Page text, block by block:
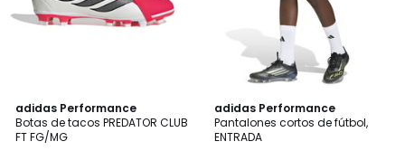
adidas Performance
Botas de tacos PREDATOR CLUB
FT FG/MG
4,9
/ 5
adidas Performance
Pantalones cortos de fútbol,
ENTRADA
4,9
/ 5
5
Colores